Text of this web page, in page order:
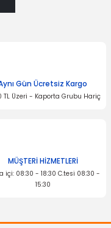
Gün Ücretsiz Kargo
TL Üzeri - Kaporta Grubu Hariç
MÜŞTERİ HİZMETLERİ
içi: 08:30 - 18:30 C.tesi 08:30 -
15:30